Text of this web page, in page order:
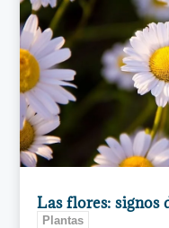
Las flores:
Plantas